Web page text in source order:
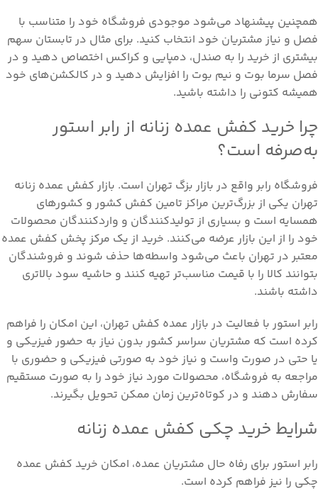
همچنین پیشنهاد می‌شود موجودی فروشگاه خود را متناسب با
فصل و نیاز مشتریان خود انتخاب کنید. برای مثال در تابستان سهم
بیشتری از خرید را به صندل، دمپایی و کراکس اختصاص دهید و در
فصل سرما بوت و نیم بوت را افزایش دهید و در کالکشن‌های خود
همیشه کتونی را داشته باشید.
چرا خرید کفش عمده زنانه از رابر استور
به‌صرفه است؟
فروشگاه رابر واقع در بازار بزگ تهران است. بازار کفش عمده زنانه
تهران یکی از بزرگ‌ترین مراکز تامین کفش کشور و کشورهای
همسایه است و بسیاری از تولیدکنندگان و واردکنندگان محصولات
خود را از این بازار عرضه می‌کنند. خرید از یک مرکز پخش کفش عمده
معتبر در تهران باعث می‌شود واسطه‌ها حذف شوند و فروشندگان
بتوانند کالا را با قیمت مناسب‌تر تهیه کنند و حاشیه سود بالاتری
داشته باشند.
رابر استور با فعالیت در بازار عمده کفش تهران، این امکان را فراهم
کرده است که مشتریان سراسر کشور بدون نیاز به حضور فیزیکی و
یا حتی در صورت واست و نیاز خود به صورتی فیزیکی و حضوری با
مراجعه به فروشگاه، محصولات مورد نیاز خود را به صورت مستقیم
سفارش دهند و در کوتاه‌ترین زمان ممکن تحویل بگیرند.
شرایط خرید چکی کفش عمده زنانه
رابر استور برای رفاه حال مشتریان عمده، امکان خرید کفش عمده
چکی را نیز فراهم کرده است.